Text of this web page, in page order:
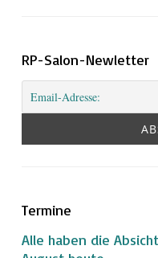
RP-Salon-Newletter
Termine
Alle haben die